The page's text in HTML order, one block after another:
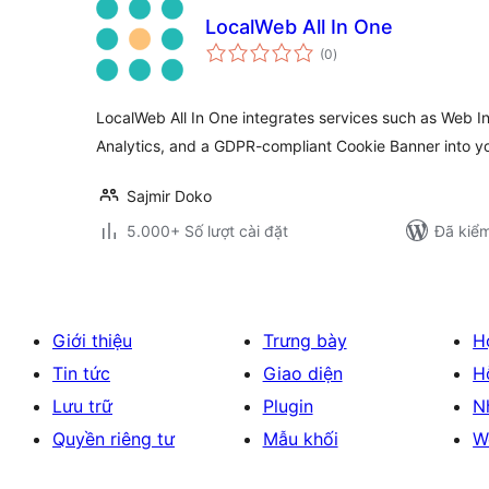
LocalWeb All In One
(0tổng
đánh
)
LocalWeb All In One integrates services such as Web
Analytics, and a GDPR-compliant Cookie Banner into
Sajmir Doko
5.000+ Số lượt cài đặt
Đã
Giới thiệu
Tin tức
Lưu trữ
Quyền riêng tư
Trưng bày
Giao diện
Plugin
Mẫu khối